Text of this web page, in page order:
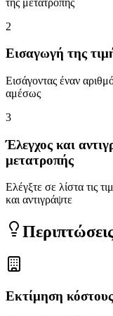
2
Εισαγωγή της
Εισάγοντας έναν
αμέσως
3
Έλεγχος και
μετατροπής
Ελέγξτε σε λίστα τις
και αντιγράψτε
Εκτίμηση